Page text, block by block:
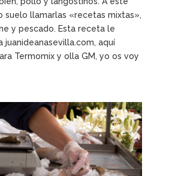
suelo llamarlas «recetas mixtas»,
y pescado. Esta receta le
juanideanasevilla.com, aquí
Termomix y olla GM, yo os voy